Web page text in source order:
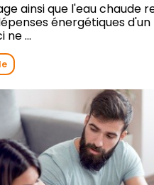
ainsi que l'eau chaude
énergétiques
ne ...